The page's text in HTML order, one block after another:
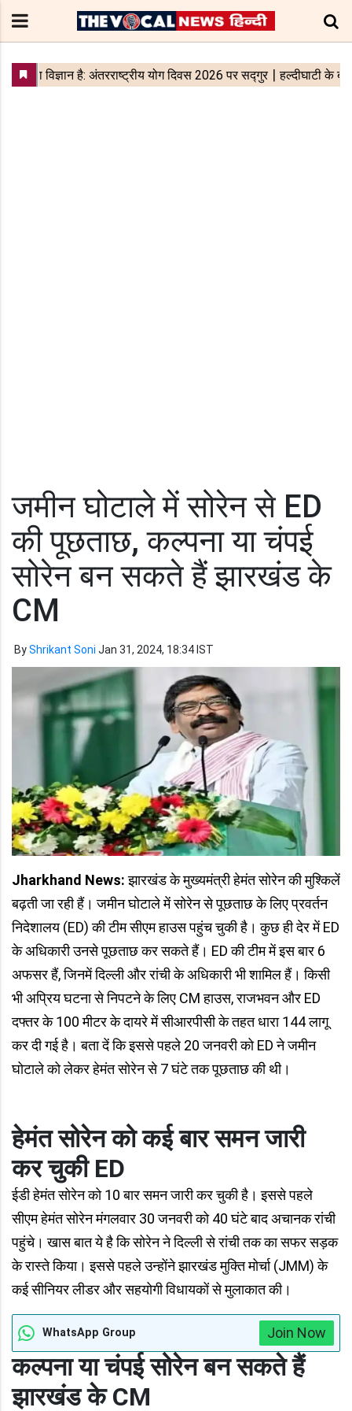
जमीन घोटाले में सोरेन से ED
की पूछताछ, कल्पना या चंपई
सोरेन बन सकते हैं झारखंड के
CM
ByShrikant Soni Jan 31, 2024, 18:34 IST
Jharkhand News:झारखंड के मुख्यमंत्री हेमंत सोरेन की मुश्किलें
बढ़ती जा रही हैं। जमीन घोटाले में सोरेन से पूछताछ के लिए प्रवर्तन
निदेशालय (ED) की टीम सीएम हाउस पहुंच चुकी है। कुछ ही देर में ED
के अधिकारी उनसे पूछताछ कर सकते हैं। ED की टीम में इस बार 6
अफसर हैं, जिनमें दिल्ली और रांची के अधिकारी भी शामिल हैं। किसी
भी अप्रिय घटना से निपटने के लिए CM हाउस, राजभवन और ED
दफ्तर के 100 मीटर के दायरे में सीआरपीसी के तहत धारा 144 लागू
कर दी गई है। बता दें कि इससे पहले 20 जनवरी को ED ने जमीन
घोटाले को लेकर हेमंत सोरेन से 7 घंटे तक पूछताछ की थी।
हेमंत सोरेन को कई बार समन जारी
कर चुकी ED
ईडी हेमंत सोरेन को 10 बार समन जारी कर चुकी है। इससे पहले
सीएम हेमंत सोरेन मंगलवार 30 जनवरी को 40 घंटे बाद अचानक रांची
पहुंचे। खास बात ये है कि सोरेन ने दिल्ली से रांची तक का सफर सड़क
के रास्ते किया। इससे पहले उन्होंने झारखंड मुक्ति मोर्चा (JMM) के
कई सीनियर लीडर और सहयोगी विधायकों से मुलाकात की।
WhatsApp Group Join Now
कल्पना या चंपई सोरेन बन सकते हैं
झारखंड के CM